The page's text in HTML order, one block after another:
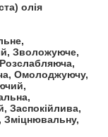
олія
Зволожуюче,
Омолоджуючу,
Заспокійлива,
Зміцнювальну,